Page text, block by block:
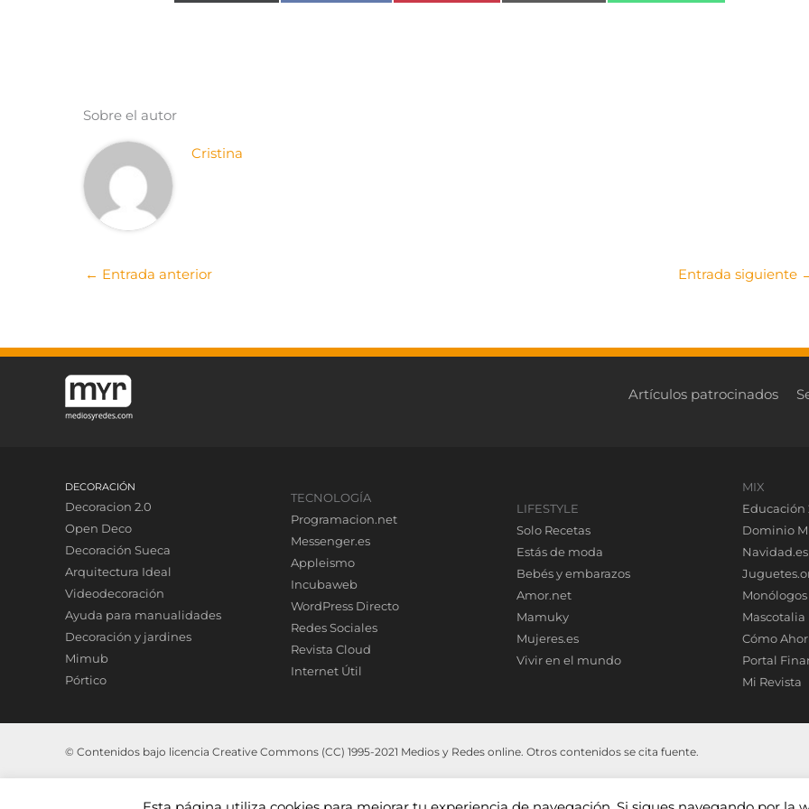
Sobre el autor
Cristina
← Entrada anterior Entrada siguiente
Artículos patrocinados
DECORACIÓN
Decoracion 2.0
Open Deco
Decoración Sueca
Arquitectura Ideal
Videodecoración
Ayuda para manualidades
Decoración y jardines
Mimub
Pórtico
TECNOLOGÍA
Programacion.net
Messenger.es
Appleismo
Incubaweb
WordPress Directo
Redes Sociales
Revista Cloud
Internet Útil
LIFESTYLE
Solo Recetas
Estás de moda
Bebés y embarazos
Amor.net
Mamuky
Mujeres.es
Vivir en el mundo
MIX
Educación
Dominio
Navidad.es
Monólogos
Mascotalia
Cómo
Portal
Mi Revista
© Contenidos bajo licencia Creative Commons (CC) 1995-2021 Medios y Redes online. Otros contenidos se cita fuente.